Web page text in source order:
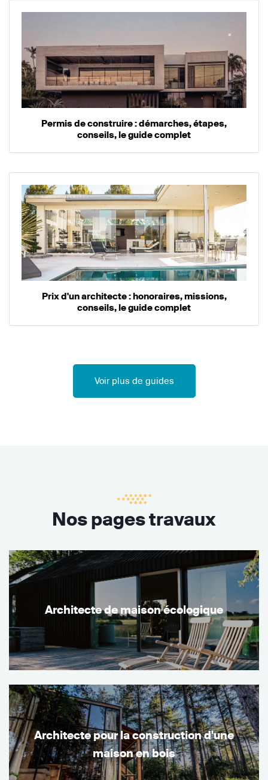
Permis de construire : démarches, étapes,
conseils, le guide complet
Prix d'un architecte : honoraires, missions,
conseils, le guide complet
Voir plus de guides
Nos pages travaux
Architecte de maison écologique
Architecte pour la construction d'une
maison en bois